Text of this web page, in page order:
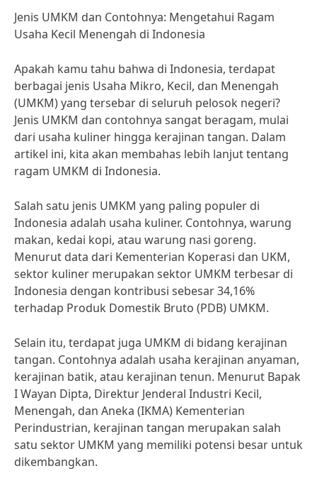
Jenis UMKM dan Contohnya: Mengetahui Ragam
Usaha Kecil Menengah di Indonesia
Apakah kamu tahu bahwa di Indonesia, terdapat
berbagai jenis Usaha Mikro, Kecil, dan Menengah
(UMKM) yang tersebar di seluruh pelosok negeri?
Jenis UMKM dan contohnya sangat beragam, mulai
dari usaha kuliner hingga kerajinan tangan. Dalam
artikel ini, kita akan membahas lebih lanjut tentang
ragam UMKM di Indonesia.
Salah satu jenis UMKM yang paling populer di
Indonesia adalah usaha kuliner. Contohnya, warung
makan, kedai kopi, atau warung nasi goreng.
Menurut data dari Kementerian Koperasi dan UKM,
sektor kuliner merupakan sektor UMKM terbesar di
Indonesia dengan kontribusi sebesar 34,16%
terhadap Produk Domestik Bruto (PDB) UMKM.
Selain itu, terdapat juga UMKM di bidang kerajinan
tangan. Contohnya adalah usaha kerajinan anyaman,
kerajinan batik, atau kerajinan tenun. Menurut Bapak
I Wayan Dipta, Direktur Jenderal Industri Kecil,
Menengah, dan Aneka (IKMA) Kementerian
Perindustrian, kerajinan tangan merupakan salah
satu sektor UMKM yang memiliki potensi besar untuk
dikembangkan.